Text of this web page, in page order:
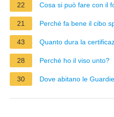
22 Cosa si può fare con il
21 Perché fa bene il cibo
43 Quanto dura la
28 Perché ho il viso unto?
30 Dove abitano le